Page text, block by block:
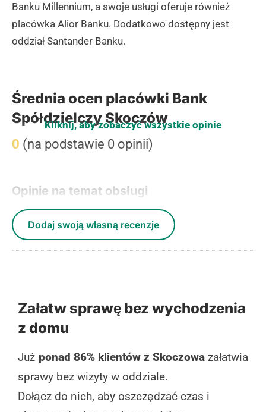
Banku Millennium, a swoje usługi oferuje również
placówka Alior Banku. Dodatkowo dostępny jest
oddział Santander Banku.
Średnia ocen placówki Bank
Spółdzielczy Skoczów
0 (na podstawie 0 opinii)
Opinie na temat obsługi
Kliknij, aby zobaczyć wszystkie opinie
Dodaj swoją własną recenzje
Załatw sprawę bez wychodzenia
z domu
Już ponad 86% klientów z Skoczowa załatwia
sprawy bez wizyty w oddziale.
Dołącz do nich, aby oszczędzać czas i